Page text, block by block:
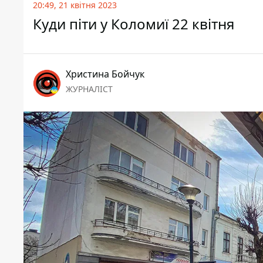
20:49, 21 квітня 2023
Куди піти у Коломиї 22 квітня
Христина Бойчук
ЖУРНАЛІСТ